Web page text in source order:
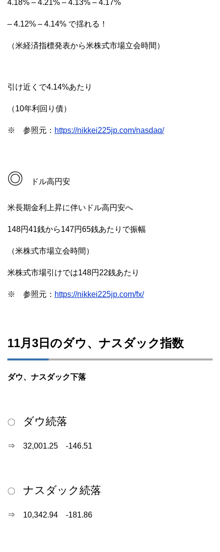
4.18% – 4.21% – 4.13% – 4.17%
– 4.12% – 4.14% で揺れる！
（米経済指標発表から米株式市場立会時間）
引け近くで4.14%あたり
（10年利回り債）
※ 参照元： https://nikkei225jp.com/nasdaq/
◎ ドル高円安
米長期金利上昇に伴いドル高円安へ
148円41銭から147円65銭あたりで振幅
（米株式市場立会時間）
米株式市場引けでは148円22銭あたり
※ 参照元： https://nikkei225jp.com/fx/
11月3日のダウ、ナスダック指数
ダウ、ナスダック下落
〇 ダウ続落
⇒ 32,001.25 -146.51
〇 ナスダック続落
⇒ 10,342.94 -181.86